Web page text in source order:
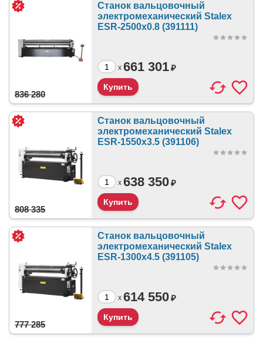
Станок вальцовочный
электромеханический Stalex
ESR-2500x0.8 (391111)
x
836 280
661 301₽
Станок вальцовочный
электромеханический Stalex
ESR-1550x3.5 (391106)
x
808 335
638 350₽
Станок вальцовочный
электромеханический Stalex
ESR-1300x4.5 (391105)
x
777 285
614 550₽